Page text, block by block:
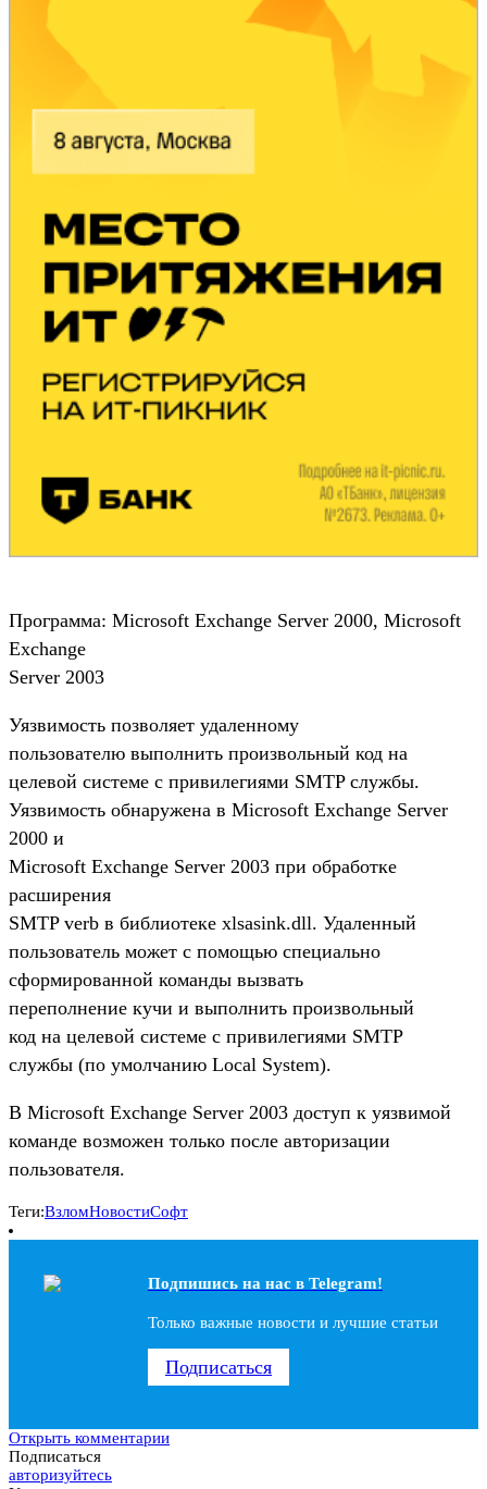
Программа: Microsoft Exchange Server 2000, Microsoft
Exchange
Server 2003
Уязвимость позволяет удаленному
пользователю выполнить произвольный код на
целевой системе с привилегиями SMTP службы.
Уязвимость обнаружена в Microsoft Exchange Server
2000 и
Microsoft Exchange Server 2003 при обработке
расширения
SMTP verb в библиотеке xlsasink.dll. Удаленный
пользователь может с помощью специально
сформированной команды вызвать
переполнение кучи и выполнить произвольный
код на целевой системе с привилегиями SMTP
службы (по умолчанию Local System).
В Microsoft Exchange Server 2003 доступ к уязвимой
команде возможен только после авторизации
пользователя.
Теги:ВзломНовостиСофт
Подпишись на наc в Telegram!
Только важные новости и лучшие статьи
Подписаться
Открыть комментарии
Подписаться
авторизуйтесь